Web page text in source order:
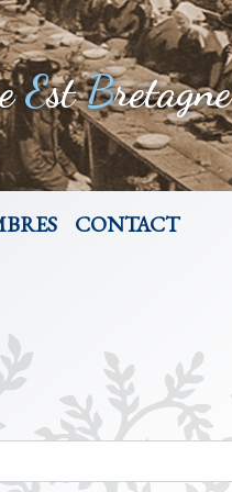
EstBretagne
CONTACT